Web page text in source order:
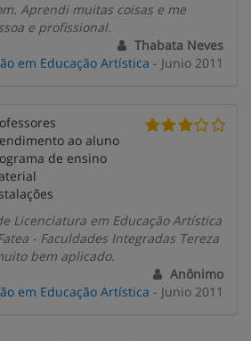
Aprendi muitas coisas e me
e profissional.
Thabata Neves
em Educação Artística - Junio 2011
ao aluno
de ensino
Licenciatura em Educação Artística
- Faculdades Integradas Tereza
bem aplicado.
Anônimo
em Educação Artística - Junio 2011